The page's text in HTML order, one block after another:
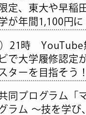
定、東大や早稲
が年間1,100円に
21時 YouTube
で大学履修認定
ターを目指そう
同プログラム「
ラム 〜技を学び